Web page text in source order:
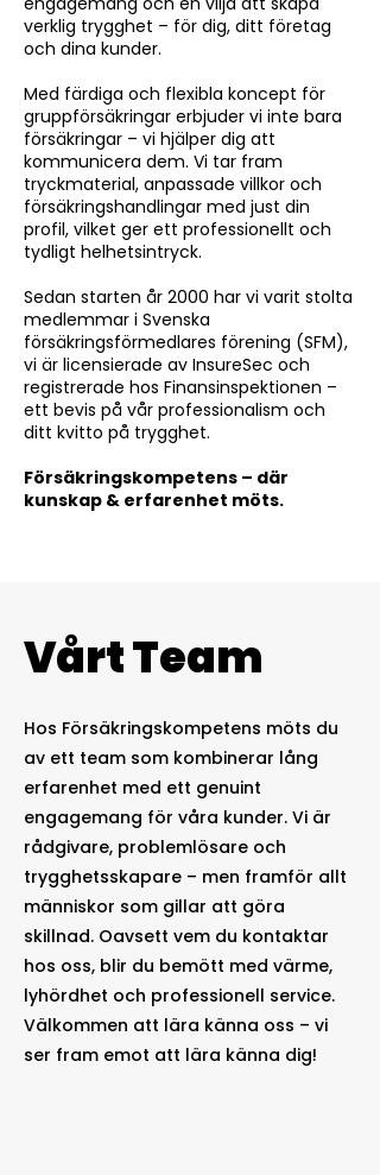
verklig trygghet – för dig, ditt företag
och dina kunder.
Med färdiga och flexibla koncept för
gruppförsäkringar erbjuder vi inte bara
försäkringar – vi hjälper dig att
kommunicera dem. Vi tar fram
tryckmaterial, anpassade villkor och
försäkringshandlingar med just din
profil, vilket ger ett professionellt och
tydligt helhetsintryck.
Sedan starten år 2000 har vi varit stolta
medlemmar i Svenska
försäkringsförmedlares förening (SFM),
vi är licensierade av InsureSec och
registrerade hos Finansinspektionen –
ett bevis på vår professionalism och
ditt kvitto på trygghet.
Försäkringskompetens – där
kunskap & erfarenhet möts.
Vårt Team
Hos Försäkringskompetens möts du
av ett team som kombinerar lång
erfarenhet med ett genuint
engagemang för våra kunder. Vi är
rådgivare, problemlösare och
trygghetsskapare – men framför allt
människor som gillar att göra
skillnad. Oavsett vem du kontaktar
hos oss, blir du bemött med värme,
lyhördhet och professionell service.
Välkommen att lära känna oss – vi
ser fram emot att lära känna dig!